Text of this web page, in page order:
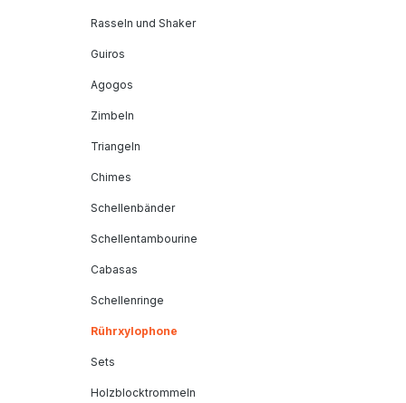
Rasseln und Shaker
Guiros
Agogos
Zimbeln
Triangeln
Chimes
Schellenbänder
Schellentambourine
Cabasas
Schellenringe
Rührxylophone
Sets
Holzblocktrommeln